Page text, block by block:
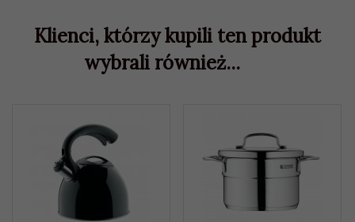
Klienci, którzy kupili ten produkt
wybrali również...